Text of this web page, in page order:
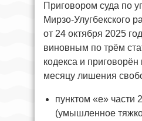
Приговором суда по
Мирзо-Улугбекского
от 24 октября 2025
виновным по трём
кодекса и приговорён
месяцу лишения
пунктом «е» части
(умышленное